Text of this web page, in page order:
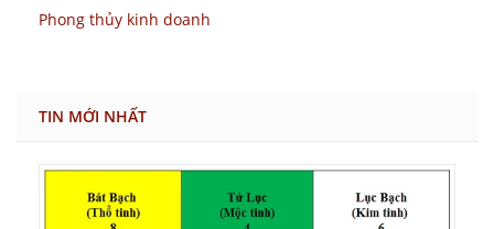
Phong thủy kinh doanh
TIN MỚI NHẤT